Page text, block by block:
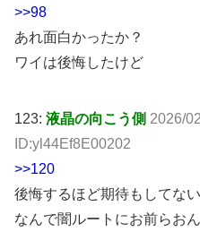
>>98
あれ面白かったか？
ワイは後悔したけど
123: 液晶の向こう側 2026/
ID:yl44Ef8E00202
>>120
後悔するほど期待もしてな
なんで闇ルートにお前らお